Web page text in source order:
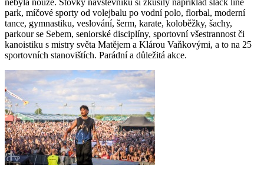
nebyla nouze. Stovky návštěvníků si zkusily například slack line
park, míčové sporty od volejbalu po vodní polo, florbal, moderní
tance, gymnastiku, veslování, šerm, karate, koloběžky, šachy,
parkour se Sebem, seniorské disciplíny, sportovní všestrannost či
kanoistiku s mistry světa Matějem a Klárou Vaňkovými, a to na 25
sportovních stanovištích. Parádní a důležitá akce.